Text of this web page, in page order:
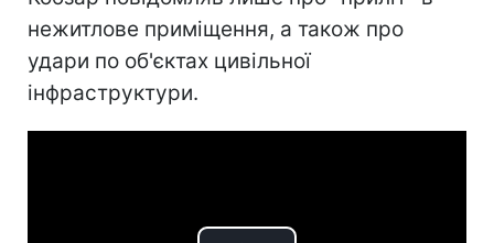
нежитлове приміщення, а також про
удари по об'єктах цивільної
інфраструктури.